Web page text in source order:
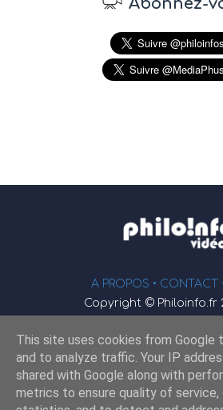
A PROPOS • CONTACT
Copyright © Philoinfo.fr
Webmaster :
Retrouvez-nous
This site uses cookies from Google
and to analyze traffic. Your IP
shared with Google along with
metrics to ensure quality of service,